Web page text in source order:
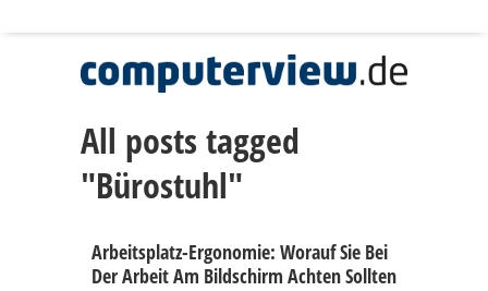
All posts tagged
"Bürostuhl"
Arbeitsplatz-Ergonomie: Worauf Sie Bei
Der Arbeit Am Bildschirm Achten Sollten